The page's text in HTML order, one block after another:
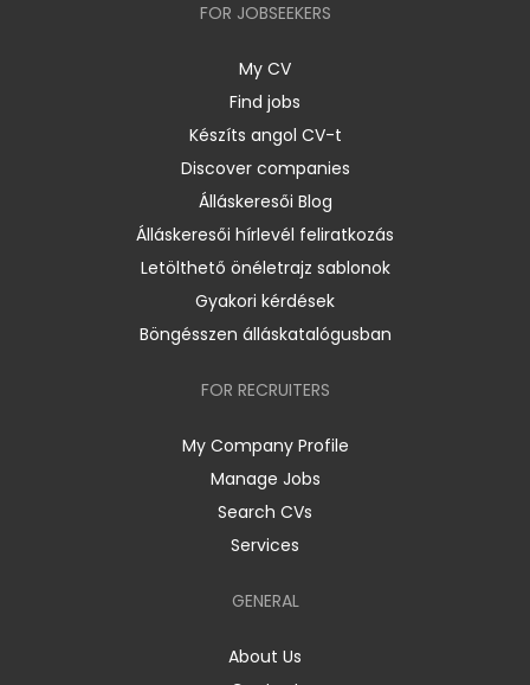
FOR JOBSEEKERS
My CV
Find jobs
Készíts angol CV-t
Discover companies
Álláskeresői Blog
Álláskeresői hírlevél feliratkozás
Letölthető önéletrajz sablonok
Gyakori kérdések
Böngésszen álláskatalógusban
FOR RECRUITERS
My Company Profile
Manage Jobs
Search CVs
Services
GENERAL
About Us